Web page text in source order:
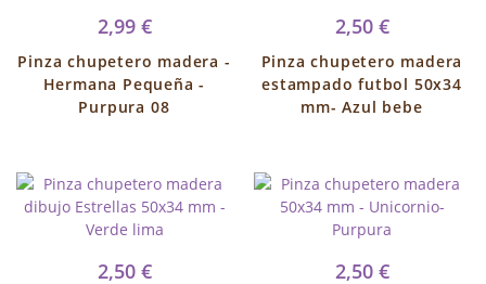
2,99 €
Pinza chupetero madera -
Hermana Pequeña -
Purpura 08
2,50 €
Pinza chupetero madera
estampado futbol 50x34
mm- Azul bebe
2,50 € 2,50 €